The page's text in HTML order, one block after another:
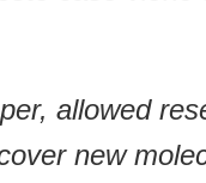
allowed
new